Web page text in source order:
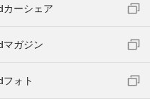
カーシェア
マガジン
フォト